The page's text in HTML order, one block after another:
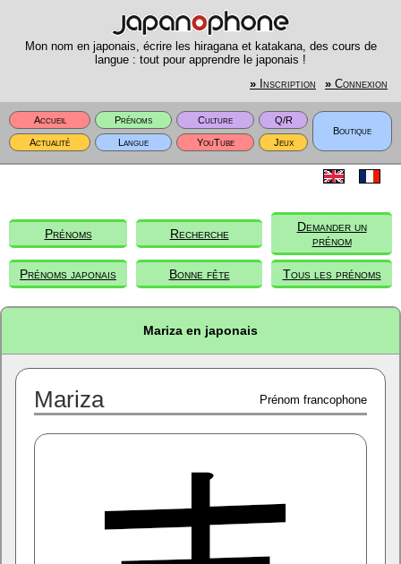
Mon nom en japonais, écrire les hiragana et katakana, des cours de
langue : tout pour apprendre le japonais !
» Inscription » Connexion
Accueil Prénoms Culture
Q/R
Boutique
Actualité
Langue YouTube Jeux
Prénoms Recherche
Demander un
prénom
Prénoms japonais Bonne fête Tous les prénoms
Mariza en japonais
Mariza Prénom francophone